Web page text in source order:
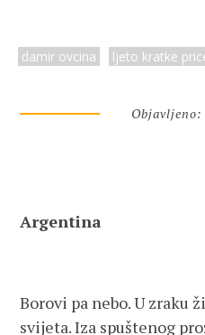
damir ovcina ljeto kratke
Objavljeno:
Argentina
Borovi pa nebo. U zraku
svijeta. Iza spuštenog